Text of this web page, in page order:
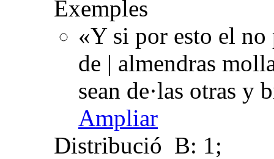
Exemples
«Y si por esto el no
de | almendras
sean de·las otras
Ampliar
Distribució B: 1;